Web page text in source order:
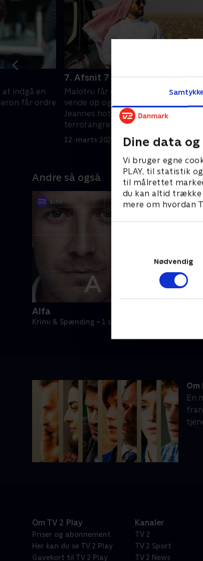
Dine data
Vi bruger egne
PLAY, til statistik
til målrettet
du kan altid trække
mere om hvordan
Nødvendig
indgå en
får ordre
7. Afsnit 7
Malotru får en ny opgave, der kan
vende op og ned på hans liv. Marie-
Jeannes hotel i Cairo udsættes for et
terrorangreb - og Marie-Jeanne selv
er også et mål.
12. marts 2025 • 54 min
Andre så også
Alfa
Krimi & Spænding • 1 sæsoner
En
Om TV 2 Play
Priser og abonnement
Her kan du se TV 2 Play
Gavekort til TV 2 Play
Kanaler
TV 2
TV 2 Sport
TV 2 News